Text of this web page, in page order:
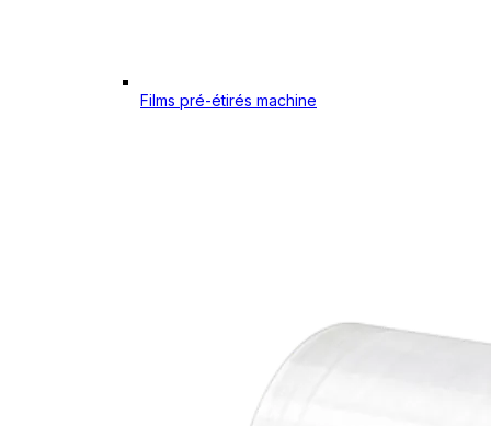
Films pré-étirés machine